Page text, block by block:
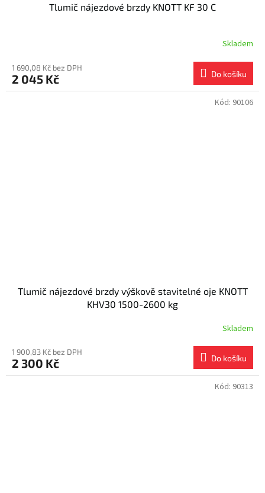
Tlumič nájezdové brzdy KNOTT KF 30 C
Skladem
1 690,08 Kč bez DPH
2 045 Kč Do košíku
Tlumič nájezdové brzdy výškově stavitelné oje KNOTT
KHV30 1500-2600 kg
Skladem
1 900,83 Kč bez DPH
2 300 Kč Do košíku
Kód: 90106
Kód: 90313